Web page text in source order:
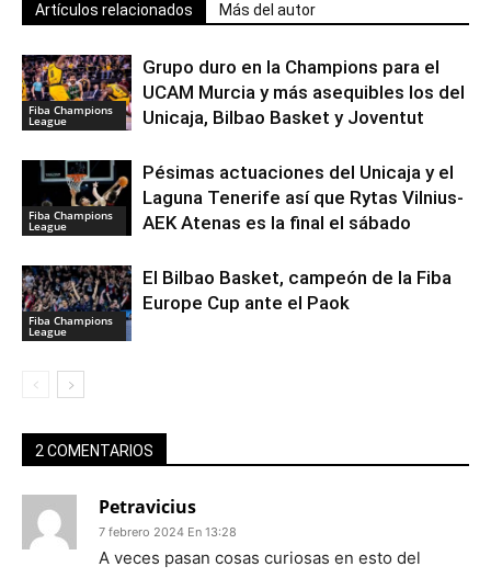
Artículos relacionados Más del autor
Fiba Champions
League
Grupo duro en la Champions para el
UCAM Murcia y más asequibles los del
Unicaja, Bilbao Basket y Joventut
Fiba Champions
League
Pésimas actuaciones del Unicaja y el
Laguna Tenerife así que Rytas Vilnius-
AEK Atenas es la final el sábado
Fiba Champions
League
El Bilbao Basket, campeón de la Fiba
Europe Cup ante el Paok
2 COMENTARIOS
Petravicius
7 febrero 2024 En 13:28
A veces pasan cosas curiosas en esto del